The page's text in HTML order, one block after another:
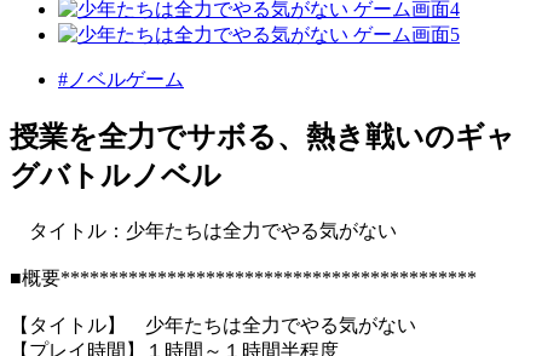
#ノベルゲーム
授業を全力でサボる、熱き戦いのギャ
グバトルノベル
タイトル：少年たちは全力でやる気がない
■概要*******************************************
【タイトル】 少年たちは全力でやる気がない
【プレイ時間】１時間～１時間半程度